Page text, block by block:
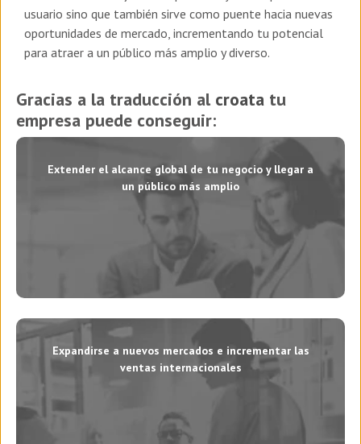
usuario sino que también sirve como puente hacia nuevas
oportunidades de mercado, incrementando tu potencial
para atraer a un público más amplio y diverso.
Gracias a la traducción al croata tu
empresa puede conseguir:
Extender el alcance global de tu negocio y llegar a
un público más amplio
Expandirse a nuevos mercados e incrementar las
ventas internacionales